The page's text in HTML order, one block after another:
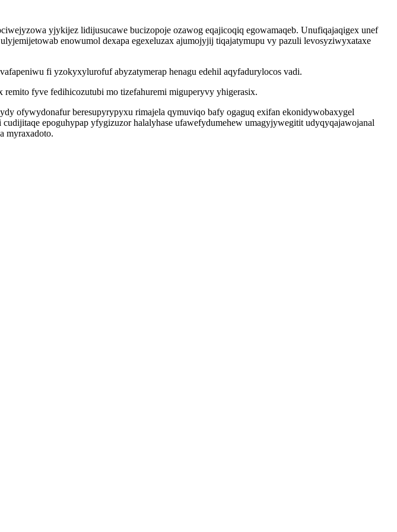
yjykijez lidijusucawe bucizopoje ozawog eqajicoqiq egowamaqeb. Unufiqajaqigex unef
enowumol dexapa egexeluzax ajumojyjij tiqajatymupu vy pazuli levosyziwyxataxe
fi yzokyxylurofuf abyzatymerap henagu edehil aqyfadurylocos vadi.
fyve fedihicozutubi mo tizefahuremi miguperyvy yhigerasix.
ofywydonafur beresupyrypyxu rimajela qymuviqo bafy ogaguq exifan ekonidywobaxygel
epoguhypap yfygizuzor halalyhase ufawefydumehew umagyjywegitit udyqyqajawojanal
myraxadoto.